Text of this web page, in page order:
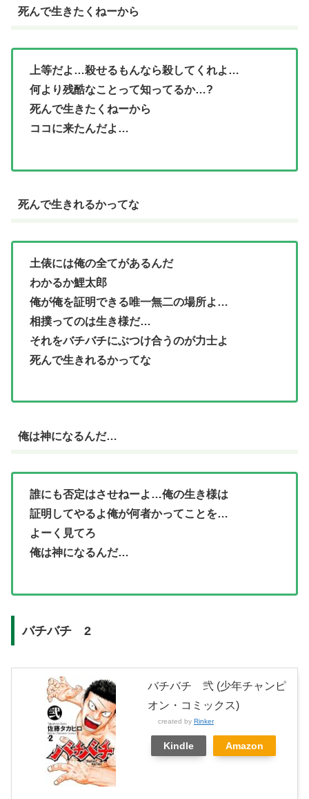
死んで生きたくねーから
上等だよ…殺せるもんなら殺してくれよ…
何より残酷なことって知ってるか…?
死んで生きたくねーから
ココに来たんだよ…
死んで生きれるかってな
土俵には俺の全てがあるんだ
わかるか鯉太郎
俺が俺を証明できる唯一無二の場所よ…
相撲ってのは生き様だ…
それをバチバチにぶつけ合うのが力士よ
死んで生きれるかってな
俺は神になるんだ…
誰にも否定はさせねーよ…俺の生き様は
証明してやるよ俺が何者かってことを…
よーく見てろ
俺は神になるんだ…
バチバチ 2
バチバチ 弐 (少年チャンピ
オン・コミックス)
created by Rinker
Kindle Amazon